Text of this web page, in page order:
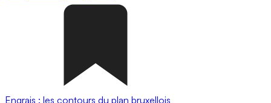
Engrais : les contours du plan bruxellois